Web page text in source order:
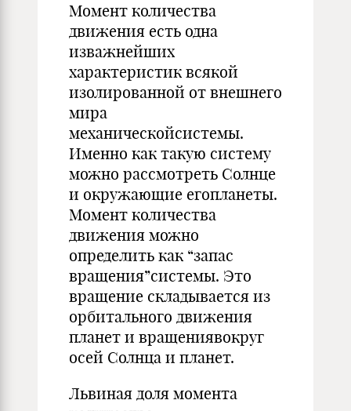
Момент количества
движения есть одна
изважнейших
характеристик всякой
изолированной от внешнего
мира
механическойсистемы.
Именно как такую систему
можно рассмотреть Солнце
и окружающие егопланеты.
Момент количества
движения можно
определить как “запас
вращения”системы. Это
вращение складывается из
орбитального движения
планет и вращениявокруг
осей Солнца и планет.
Львиная доля момента